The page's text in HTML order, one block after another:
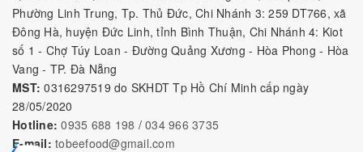
Phường Linh Trung, Tp. Thủ Đức, Chi Nhánh 3: 259 DT766, xã
Đông Hà, huyện Đức Linh, tỉnh Bình Thuận, Chi Nhánh 4: Kiot
số 1 - Chợ Túy Loan - Đường Quảng Xương - Hòa Phong - Hòa
Vang - TP. Đà Nẵng
MST: 0316297519 do SKHDT Tp Hồ Chí Minh cấp ngày
28/05/2020
Hotline: 0935 688 198 / 034 966 3735
E-mail: tobeefood@gmail.com